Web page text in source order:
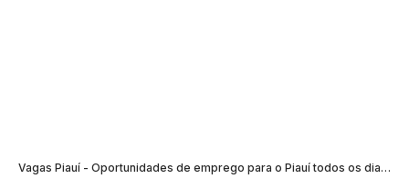
Vagas Piauí - Oportunidades de emprego para o Piauí todos os dias>